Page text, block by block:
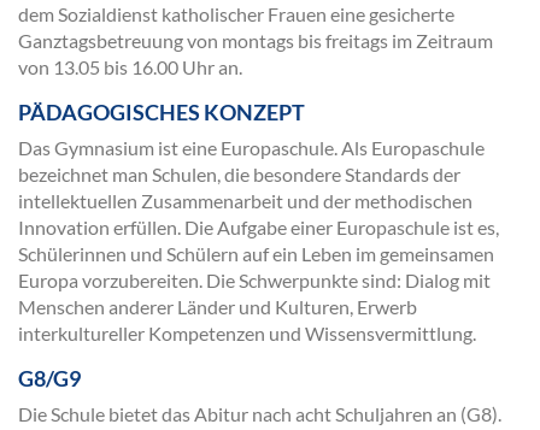
dem Sozialdienst katholischer Frauen eine gesicherte
Ganztagsbetreuung von montags bis freitags im Zeitraum
von 13.05 bis 16.00 Uhr an.
PÄDAGOGISCHES KONZEPT
Das Gymnasium ist eine Europaschule. Als Europaschule
bezeichnet man Schulen, die besondere Standards der
intellektuellen Zusammenarbeit und der methodischen
Innovation erfüllen. Die Aufgabe einer Europaschule ist es,
Schülerinnen und Schülern auf ein Leben im gemeinsamen
Europa vorzubereiten. Die Schwerpunkte sind: Dialog mit
Menschen anderer Länder und Kulturen, Erwerb
interkultureller Kompetenzen und Wissensvermittlung.
G8/G9
Die Schule bietet das Abitur nach acht Schuljahren an (G8).